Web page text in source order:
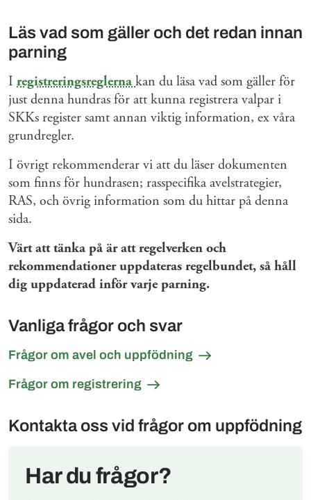
Läs vad som gäller och det redan innan
parning
I registreringsreglernakan du läsa vad som gäller för
just denna hundras för att kunna registrera valpar i
SKKs register samt annan viktig information, ex våra
grundregler.
I övrigt rekommenderar vi att du läser dokumenten
som finns för hundrasen; rasspecifika avelstrategier,
RAS, och övrig information som du hittar på denna
sida.
Värt att tänka på är att regelverken och
rekommendationer uppdateras regelbundet, så håll
dig uppdaterad inför varje parning.
Vanliga frågor och svar
Frågor om avel och uppfödning
Frågor om registrering
Kontakta oss vid frågor om uppfödning
Har du frågor?